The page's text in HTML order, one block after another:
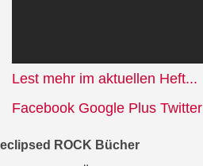
Lest mehr im aktuellen Heft...
Facebook Google Plus Twitter
eclipsed ROCK Bücher